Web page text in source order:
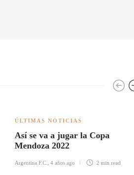
ÚLTIMAS NOTICIAS
Así se va a jugar la Copa
Mendoza 2022
Argentina F.C. 4 años ago 2 min read